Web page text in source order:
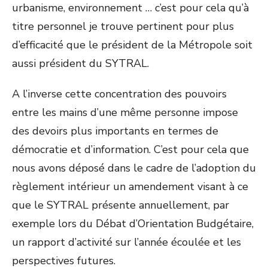
urbanisme, environnement … c’est pour cela qu’à
titre personnel je trouve pertinent pour plus
d’efficacité que le président de la Métropole soit
aussi président du SYTRAL.
A l’inverse cette concentration des pouvoirs
entre les mains d’une même personne impose
des devoirs plus importants en termes de
démocratie et d’information. C’est pour cela que
nous avons déposé dans le cadre de l’adoption du
règlement intérieur un amendement visant à ce
que le SYTRAL présente annuellement, par
exemple lors du Débat d’Orientation Budgétaire,
un rapport d’activité sur l’année écoulée et les
perspectives futures.